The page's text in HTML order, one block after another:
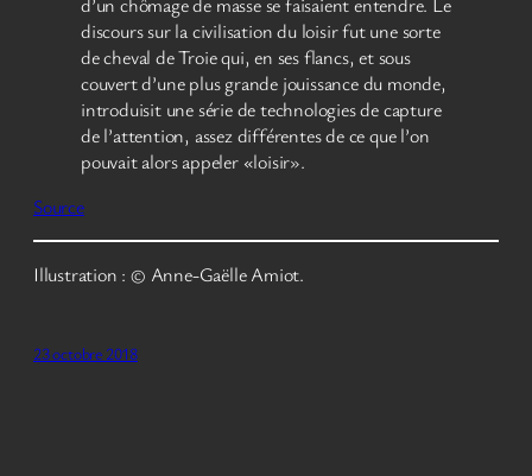
discours sur la civilisation du loisir fut une sorte
de cheval de Troie qui, en ses flancs, et sous
couvert d’une plus grande jouissance du monde,
introduisit une série de technologies de capture
de l’attention, assez différentes de ce que l’on
pouvait alors appeler «loisir».
Source
Illustration : © Anne-Gaëlle Amiot.
23 octobre 2018